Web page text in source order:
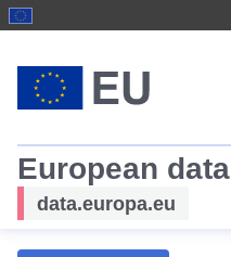
European data
data.europa.eu